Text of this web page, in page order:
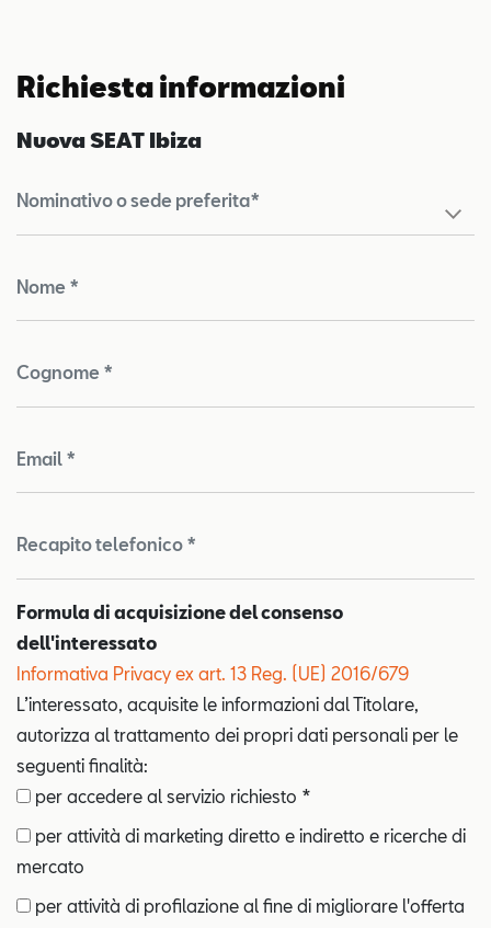
Richiesta informazioni
Nuova SEAT Ibiza
Nominativo o sede preferita*
Nome *
Cognome *
Email *
Recapito telefonico *
Formula di acquisizione del consenso
dell'interessato
Informativa Privacy ex art. 13 Reg. (UE) 2016/679
L’interessato, acquisite le informazioni dal Titolare,
autorizza al trattamento dei propri dati personali per le
seguenti finalità:
per accedere al servizio richiesto *
per attività di marketing diretto e indiretto e ricerche di
mercato
per attività di profilazione al fine di migliorare l'offerta